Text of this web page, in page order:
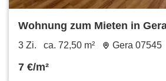
Wohnung zum Mieten in
3 Zi. ca. 72,50 m² Gera 07545
7 €/m²